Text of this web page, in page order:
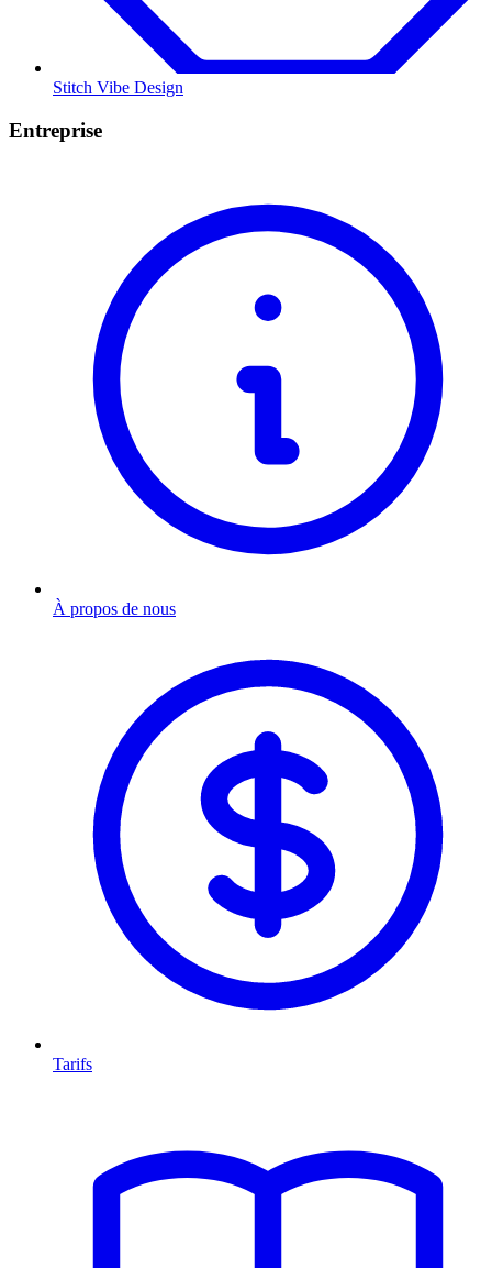
Stitch Vibe Design
Entreprise
À propos de nous
Tarifs